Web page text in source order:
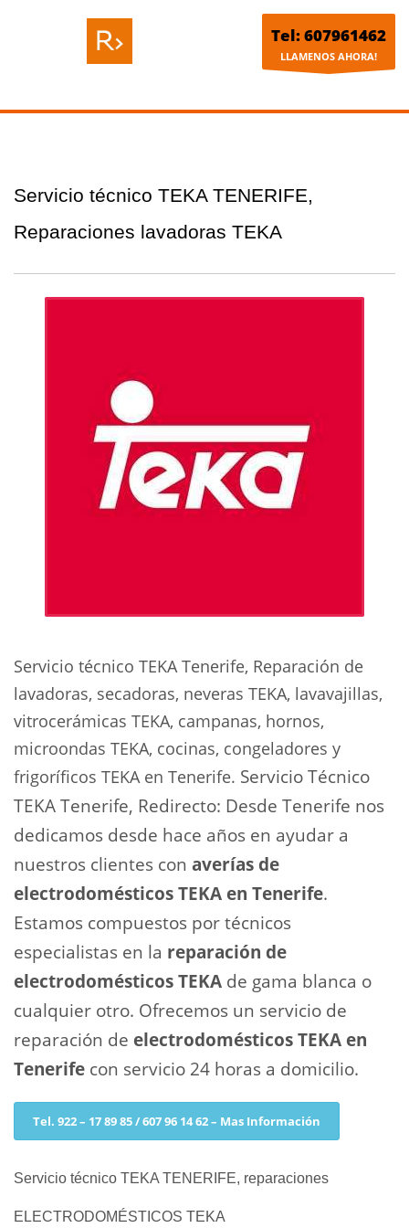
Tel: 607961462
LLAMENOS AHORA!
Servicio técnico TEKA TENERIFE,
Reparaciones lavadoras TEKA
Servicio técnico TEKA Tenerife, Reparación de
lavadoras, secadoras, neveras TEKA, lavavajillas,
vitrocerámicas TEKA, campanas, hornos,
microondas TEKA, cocinas, congeladores y
frigoríficos TEKA en Tenerife. Servicio Técnico
TEKA Tenerife, Redirecto: Desde Tenerife nos
dedicamos desde hace años en ayudar a
nuestros clientes con averías de
electrodomésticos TEKA en Tenerife.
Estamos compuestos por técnicos
especialistas en la reparación de
electrodomésticos TEKA de gama blanca o
cualquier otro. Ofrecemos un servicio de
reparación de electrodomésticos TEKA en
Tenerife con servicio 24 horas a domicilio.
Tel. 922 – 17 89 85 / 607 96 14 62 – Mas Información
Servicio técnico TEKA TENERIFE, reparaciones
ELECTRODOMÉSTICOS TEKA